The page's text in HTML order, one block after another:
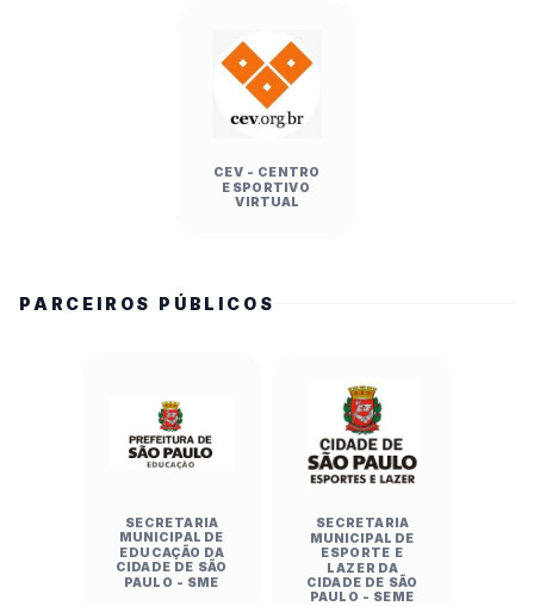
CEV - CENTRO
ESPORTIVO
VIRTUAL
PARCEIROS PÚBLICOS
SECRETARIA
MUNICIPAL DE
EDUCAÇÃO DA
CIDADE DE SÃO
PAULO - SME
SECRETARIA
MUNICIPAL DE
ESPORTE E
LAZER DA
CIDADE DE SÃO
PAULO - SEME